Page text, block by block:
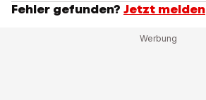
Fehler gefunden? Jetzt melden